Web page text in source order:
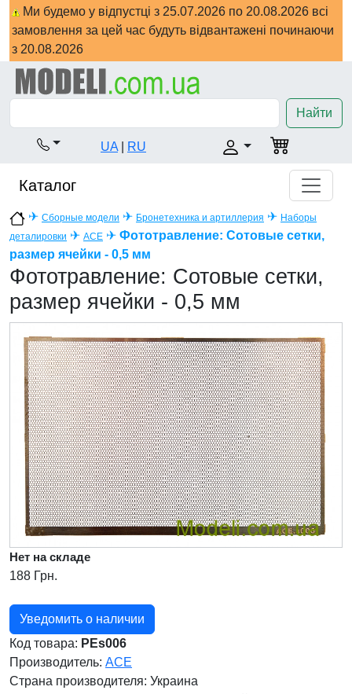
Ми будемо у відпустці з 25.07.2026 по 20.08.2026 всі
замовлення за цей час будуть відвантажені починаючи
з 20.08.2026
Найти
UA RU
Каталог
✈ Сборные модели ✈ Бронетехника и артиллерия ✈ Наборы
деталировки ✈ ACE ✈ Фототравление: Сотовые сетки,
размер ячейки - 0,5 мм
Фототравление: Сотовые сетки,
размер ячейки - 0,5 мм
Нет на складе
188 Грн.
Уведомить о наличии
Код товара: PEs006
Производитель: ACE
Страна производителя: Украина